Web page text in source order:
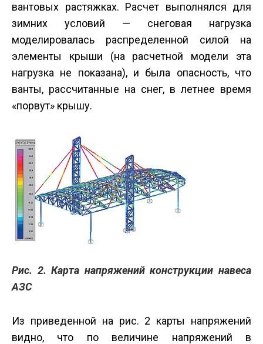
вантовых растяжках. Расчет выполнялся для
зимних условий — снеговая нагрузка
моделировалась распределенной силой на
элементы крыши (на расчетной модели эта
нагрузка не показана), и была опасность, что
ванты, рассчитанные на снег, в летнее время
«порвут» крышу.
Рис. 2. Карта напряжений конструкции навеса
АЗС
Из приведенной на рис. 2 карты напряжений
видно, что по величине напряжений в